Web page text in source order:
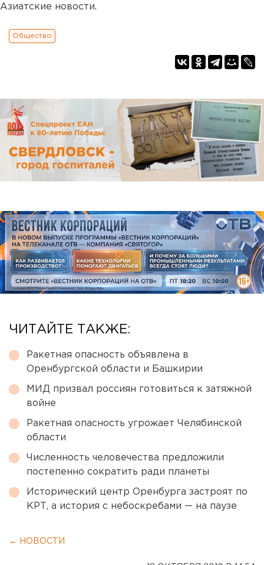
Азиатские новости.
Общество
ЧИТАЙТЕ ТАКЖЕ:
Ракетная опасность объявлена в
Оренбургской области и Башкирии
МИД призвал россиян готовиться к затяжной
войне
Ракетная опасность угрожает Челябинской
области
Численность человечества предложили
постепенно сократить ради планеты
Исторический центр Оренбурга застроят по
КРТ, а история с небоскребами — на паузе
← НОВОСТИ